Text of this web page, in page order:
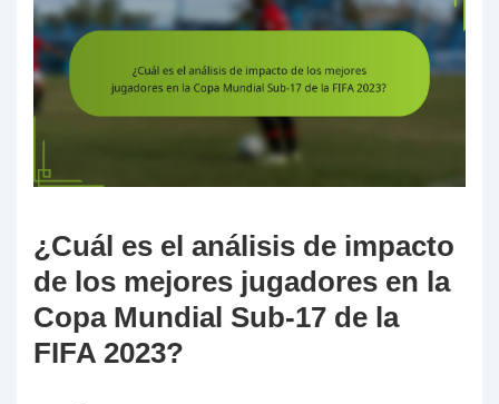
¿Cuál es el análisis de impacto
de los mejores jugadores en la
Copa Mundial Sub-17 de la
FIFA 2023?